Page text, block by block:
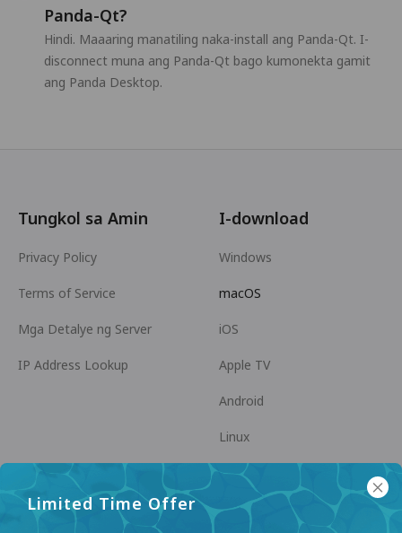
Panda-Qt?
Hindi. Maaaring manatiling naka-install ang Panda-Qt. I-
disconnect muna ang Panda-Qt bago kumonekta gamit
ang Panda Desktop.
Limited Time Offer
Tungkol sa Amin
Privacy Policy
Terms of Service
Mga Detalye ng Server
IP Address Lookup
I-download
Windows
macOS
iOS
Apple TV
Android
Linux
Android TV
Help Center Kooperasyon